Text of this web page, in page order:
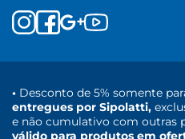
• Desconto de 5% somente
entregues por Sipolatti,
e não cumulativo com outras
válido para produtos em